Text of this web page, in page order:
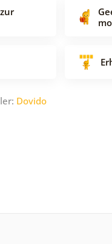
Dovido